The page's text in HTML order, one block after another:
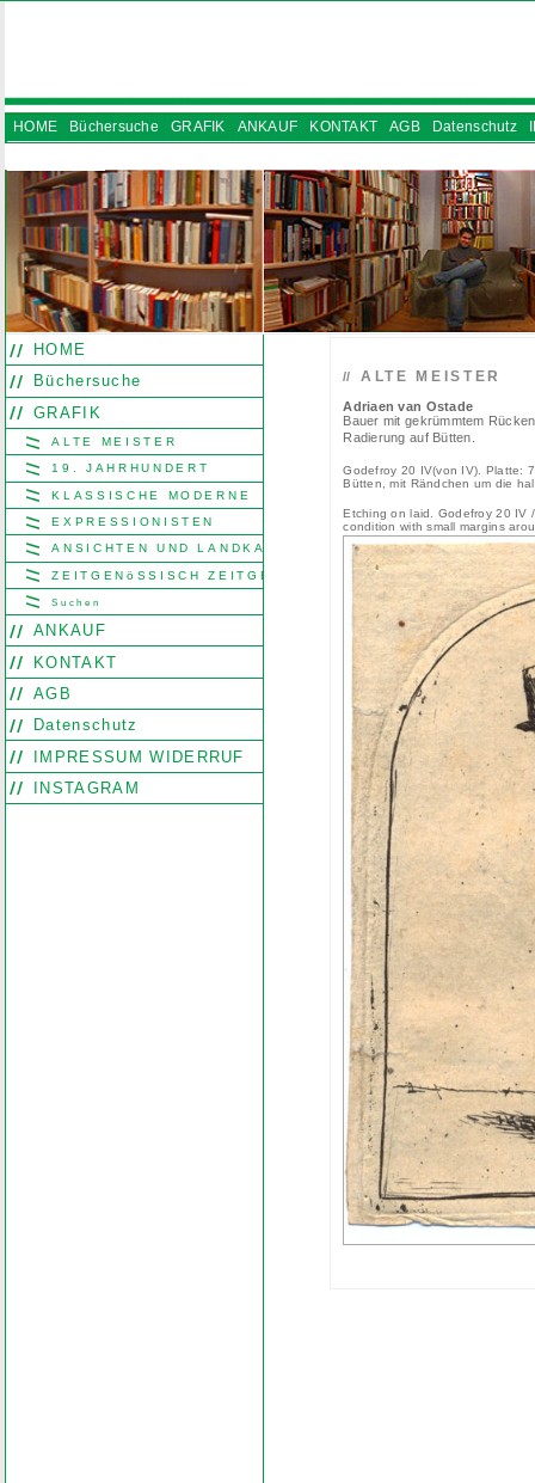
HOME Büchersuche GRAFIK ANKAUF KONTAKT AGB Datenschutz
HOME
Büchersuche
GRAFIK
ALTE MEISTER
19. JAHRHUNDERT
KLASSISCHE MODERNE
EXPRESSIONISTEN
ANSICHTEN UND LANDKARTEN
ZEITGENöSSISCH ZEITGENöSSISCH
Suchen
ANKAUF
KONTAKT
AGB
Datenschutz
IMPRESSUM WIDERRUF
INSTAGRAM
// ALTE MEISTER
Adriaen van Ostade
Bauer mit gekrümmtem
Radierung auf Bütten.
Godefroy 20 IV(von IV). Platte:
Bütten, mit Rändchen um die
Etching on laid. Godefroy 20 IV
condition with small margins